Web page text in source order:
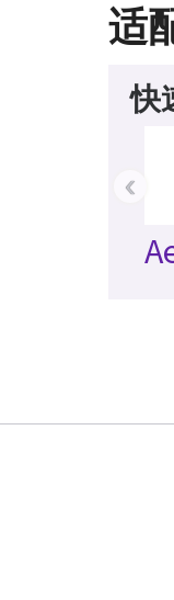
适
快
‹